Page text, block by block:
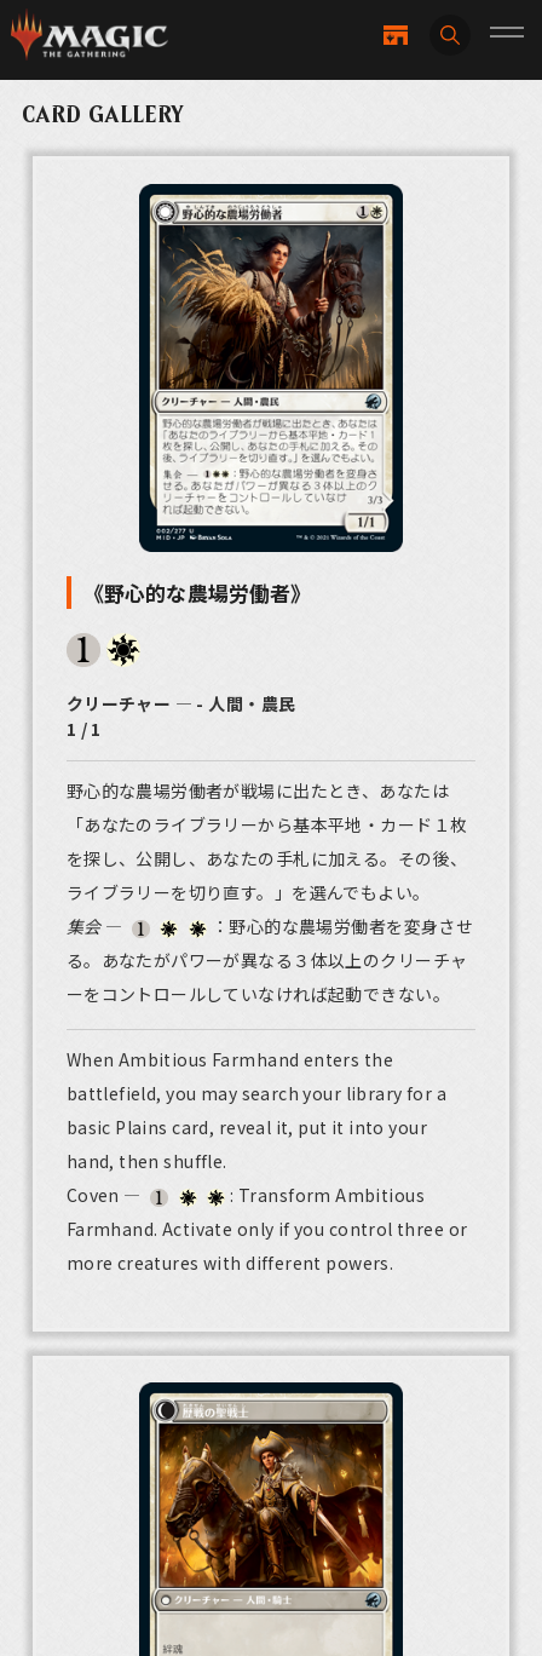
CARD GALLERY
《野心的な農場労働者》
クリーチャー ― - 人間・農民
1 / 1
野心的な農場労働者が戦場に出たとき、あなたは
「あなたのライブラリーから基本平地・カード１枚
を探し、公開し、あなたの手札に加える。その後、
ライブラリーを切り直す。」を選んでもよい。
集会—
：野心的な農場労働者を変身させ
る。あなたがパワーが異なる３体以上のクリーチャ
ーをコントロールしていなければ起動できない。
When Ambitious Farmhand enters the
battlefield, you may search your library for a
basic Plains card, reveal it, put it into your
hand, then shuffle.
Coven —
: Transform Ambitious
Farmhand. Activate only if you control three or
more creatures with different powers.